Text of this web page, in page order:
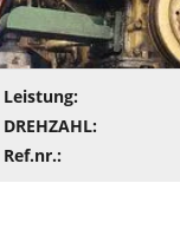
Leistung:
DREHZAHL:
Ref.nr.: